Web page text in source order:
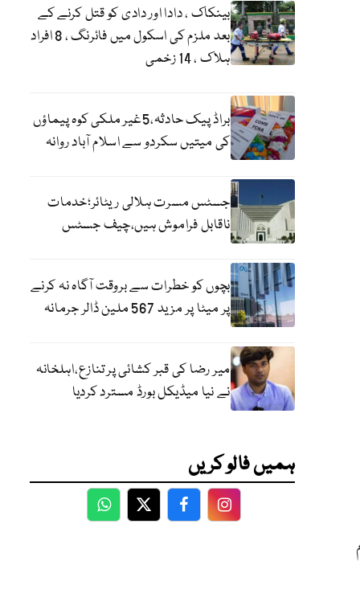
بینکاک ، دادا اور دادی کو قتل کرنے کے
بعد ملزم کی اسکول میں فائرنگ ، 8 افراد
ہلاک ، 14 زخمی
براڈ پیک حادثہ،5غیر ملکی کوہ پیماؤں
کی میتیں سکردو سے اسلام آباد روانہ
جسٹس مسرت ہلالی ریٹائر؛خدمات
ناقابل فراموش ہیں،چیف جسٹس
بچوں کو خطرات سے بروقت آگاہ نہ کرنے
پر میٹا پر مزید 567 ملین ڈالر جرمانہ
میر رضا کی قبر کشائی پر تنازع،اہلخانہ
نے نیا میڈیکل بورڈ مسترد کردیا
ہمیں فالو کریں
WhatsApp
TwitterFacebookFacebook